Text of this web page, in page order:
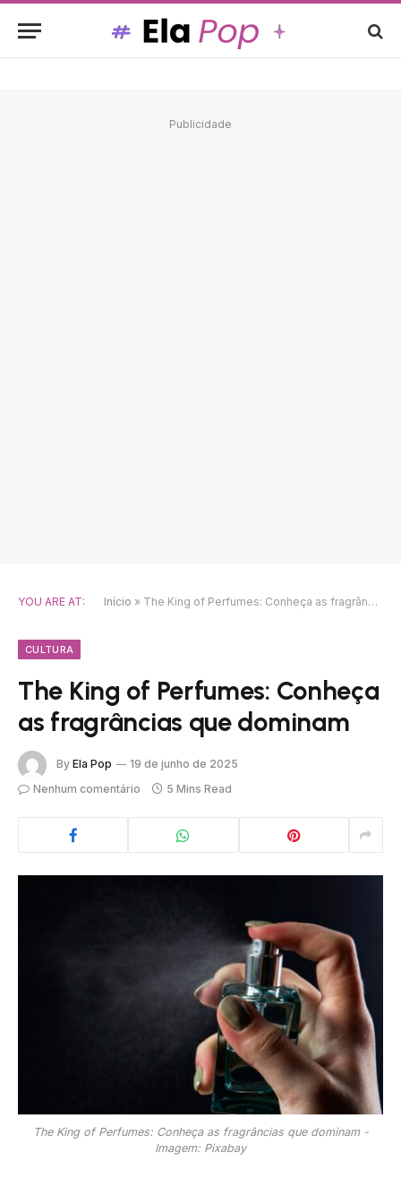
Publicidade
YOU ARE AT: Início » The King of Perfumes: Conheça as fragrâncias que dominam
CULTURA
The King of Perfumes: Conheça
as fragrâncias que dominam
By Ela Pop
19 de junho de 2025
Nenhum comentário
5 Mins Read
The King of Perfumes: Conheça as fragrâncias que dominam -
Imagem: Pixabay